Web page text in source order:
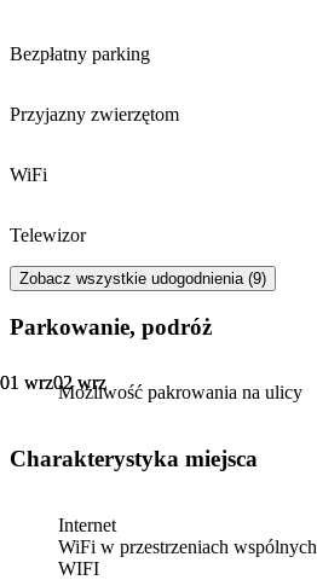
01 wrz02 wrz
01 wrz02 wrz
Bezpłatny parking
Przyjazny zwierzętom
WiFi
Telewizor
Zobacz wszystkie udogodnienia (9)
Parkowanie, podróż
Możliwość pakrowania na ulicy
Charakterystyka miejsca
Internet
WiFi w przestrzeniach wspólnych
WIFI